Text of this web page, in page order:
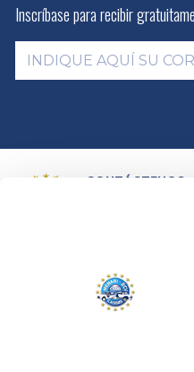
Inscríbase para recibir
CONTÁCTENOS
12h00 / 14h00 –
Miércoles, viernes:
12h00